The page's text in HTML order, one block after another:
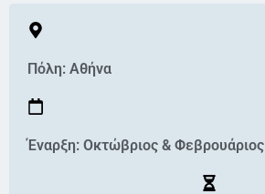
Πόλη: Αθήνα
Έναρξη: Οκτώβριος & Φεβρουάριος